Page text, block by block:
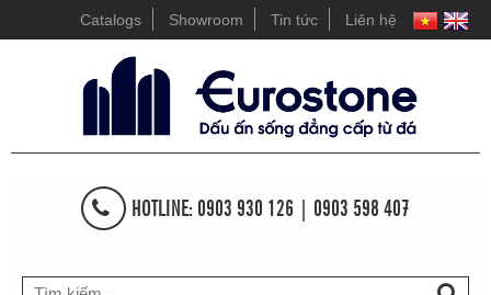
Catalogs Showroom Tin tức Liên hệ
HOTLINE: 0903 930 126 | 0903 598 407